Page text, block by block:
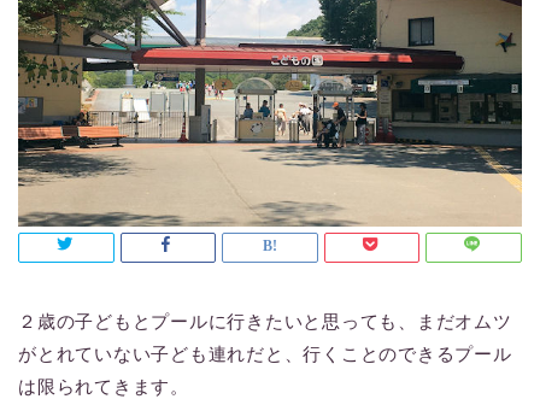
２歳の子どもとプールに行きたいと思っても、まだオムツ
がとれていない子ども連れだと、行くことのできるプール
は限られてきます。